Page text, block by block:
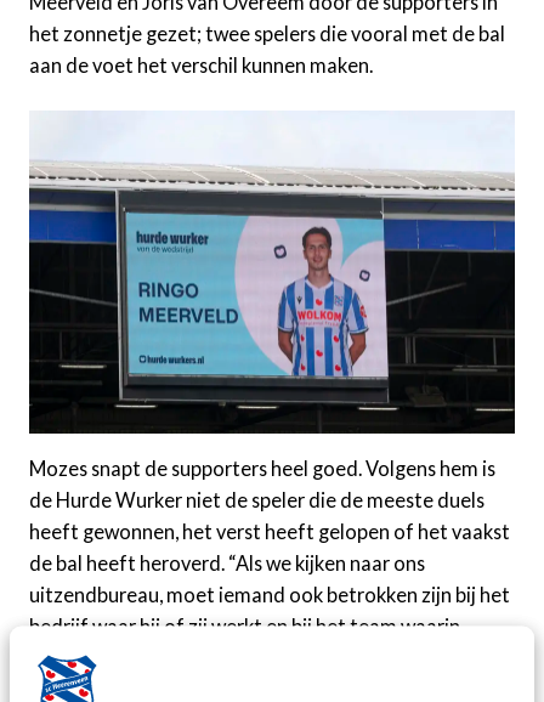
het zonnetje gezet; twee spelers die vooral met de bal
aan de voet het verschil kunnen maken.
Mozes snapt de supporters heel goed. Volgens hem is
de Hurde Wurker niet de speler die de meeste duels
heeft gewonnen, het verst heeft gelopen of het vaakst
de bal heeft heroverd. “Als we kijken naar ons
uitzendbureau, moet iemand ook betrokken zijn bij het
bedrijf waar hij of zij werkt en bij het team waarin
gewerkt wordt. Op het voetbalveld kun je letterlijk
betrokken zijn bij doelpunten, assists of verdedigende